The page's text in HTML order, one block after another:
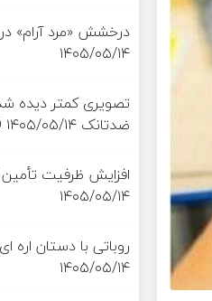
درخشش «مرد آرام» در
۱۴۰۵/۰۵/۱۴
تصویری کمتر دیده
ضدتانک PTRD ۱۴۰۵/۰۵/۱۴
افزایش ظرفیت
۱۴۰۵/۰۵/۱۴
روباتی با دستان اره
۱۴۰۵/۰۵/۱۴